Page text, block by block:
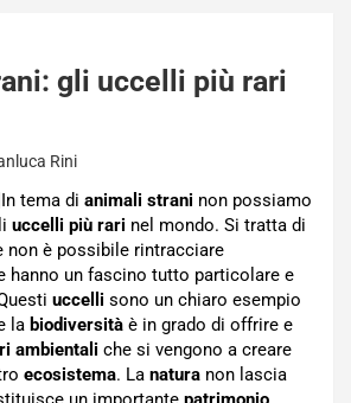
gli uccelli più rari
Rini
tema di animali strani non possiamo
uccelli più rari nel mondo. Si tratta di
non è possibile rintracciare
hanno un fascino tutto particolare e
uccelli sono un chiaro esempio
la biodiversità è in grado di offrire e
ambientali che si vengono a creare
ecosistema. La natura non lascia